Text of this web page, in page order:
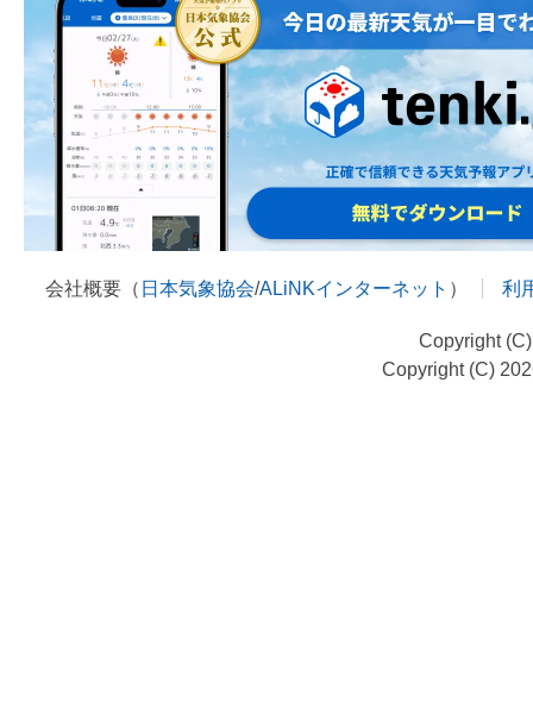
会社概要（ 日本気象協会/ALiNKインターネット ） 利
Copyright
Copyright (C)